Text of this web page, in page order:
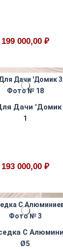
199 000,00 ₽
Дачи
1
193 000,00 ₽
С
Ø5